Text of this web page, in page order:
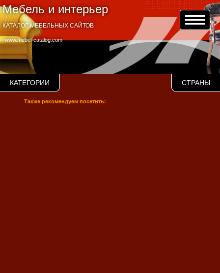
Мебель и интерьер
www.mebel-catalog.com
КАТАЛОГ МЕБЕЛЬНЫХ САЙТОВ
КАТЕГОРИИ СТРАНЫ
Также рекомендуем посетить: